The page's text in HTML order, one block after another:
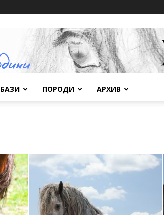
БАЗИ ПОРОДИ АРХИВ